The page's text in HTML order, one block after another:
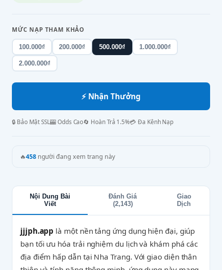
MỨC NẠP THAM KHẢO
100.000₫ 200.000₫ 500.000₫ 1.000.000₫
2.000.000₫
⚡ Nhận Thưởng
🔒 Bảo Mật SSL🎰 Odds Cao🔄 Hoàn Trả 1.5%💳 Đa Kênh Nạp
🔥458người đang xem trang này
Nội Dung Bài
Viết
Đánh Giá
(2,143)
Giao
Dịch
jjjph.app là một nền tảng ứng dụng hiện đại, giúp
bạn tối ưu hóa trải nghiệm du lịch và khám phá các
địa điểm hấp dẫn tại Nha Trang. Với giao diện thân